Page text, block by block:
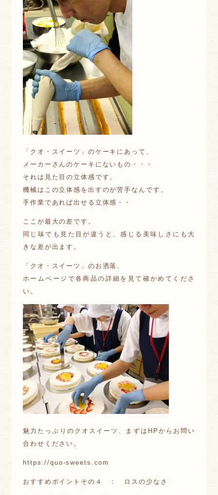
「クオ・スイーツ」のケーキにあって、
メーカーさんのケーキにないもの・・・
それは見た目の立体感です。
機械はこの立体感を出すのが苦手なんです。
手作業であれば出せる立体感・・
ここが最大の差です。
同じ味でも見た目が違うと、感じる美味しさにも大
きな差が出ます。
「クオ・スイーツ」のお洒落、
ホームページで各商品の詳細を見て確かめてくださ
い。
魅力たっぷりのクオスイーツ、まずはHPからお問い
合わせください。
https://quo-sweets.com
おすすめポイントその４ ： ロスの少なさ